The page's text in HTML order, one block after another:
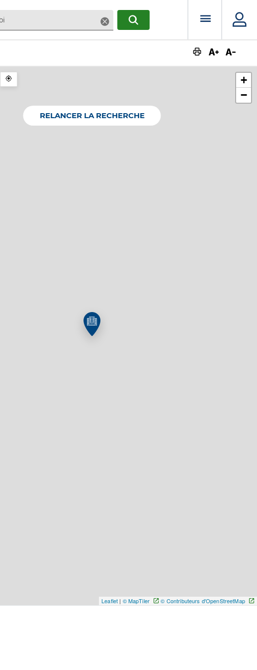
SupprimerRECHERCHERMenu
+
−
Leaflet | © MapTiler © Contributeurs d'OpenStreetMap
RELANCER LA RECHERCHE